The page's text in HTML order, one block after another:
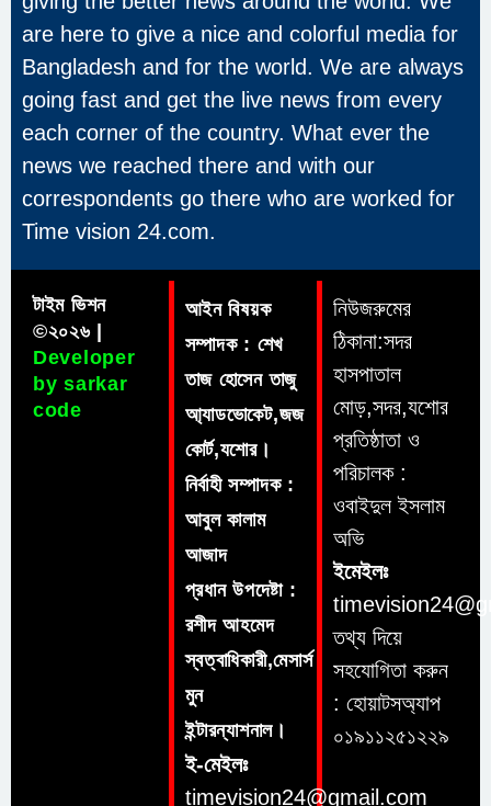
are here to give a nice and colorful media for
Bangladesh and for the world. We are always
going fast and get the live news from every
each corner of the country. What ever the
news we reached there and with our
correspondents go there who are worked for
Time vision 24.com.
টাইম ভিশন
©২০২৬ |
Developer
by sarkar
code
আইন বিষয়ক
সম্পাদক : শেখ
তাজ হোসেন তাজু
আ্যাডভোকেট,জজ
কোর্ট,যশোর।
নির্বাহী সম্পাদক :
আবুল কালাম
আজাদ
প্রধান উপদেষ্টা :
রশীদ আহমেদ
স্বত্বাধিকারী,মেসার্স
মুন
ইন্টারন্যাশনাল।
ই-মেইলঃ
timevision24@gmail.com
নিউজরুমের
ঠিকানা:সদর
হাসপাতাল
মোড়,সদর,যশোর
প্রতিষ্ঠাতা ও
পরিচালক :
ওবাইদুল ইসলাম
অভি
ইমেইলঃ
তথ্য দিয়ে
সহযোগিতা করুন
: হোয়াটসঅ্যাপ
০১৯১১২৫১২২৯